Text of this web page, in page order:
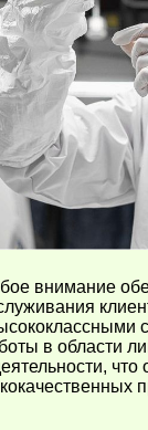
внимание
в области
что